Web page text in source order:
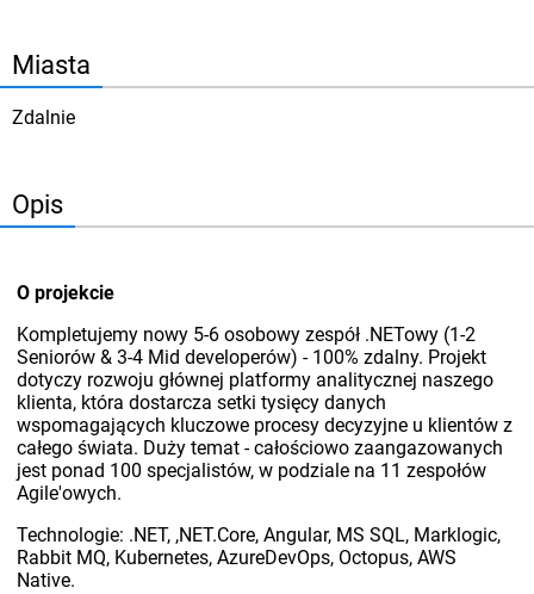
Miasta
Zdalnie
Opis
O projekcie
Kompletujemy nowy 5-6 osobowy zespół .NETowy (1-2
Seniorów & 3-4 Mid developerów) - 100% zdalny. Projekt
dotyczy rozwoju głównej platformy analitycznej naszego
klienta, która dostarcza setki tysięcy danych
wspomagających kluczowe procesy decyzyjne u klientów z
całego świata. Duży temat - całościowo zaangazowanych
jest ponad 100 specjalistów, w podziale na 11 zespołów
Agile'owych.
Technologie: .NET, ,NET.Core, Angular, MS SQL, Marklogic,
Rabbit MQ, Kubernetes, AzureDevOps, Octopus, AWS
Native.